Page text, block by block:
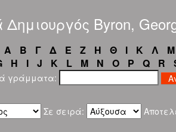
Byron,
Α Β Γ Δ Ε Ζ Η Θ Ι Κ Λ Μ
H I J K L M N O P Q R
γράμματα:
Σε σειρά: